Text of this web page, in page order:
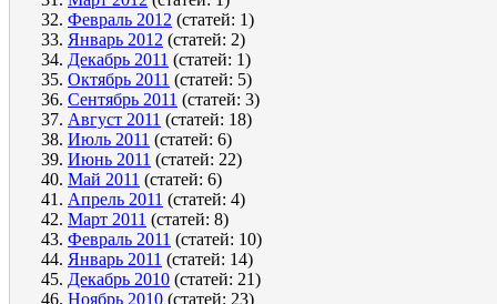
Февраль 2012 (статей: 1)
Январь 2012 (статей: 2)
Декабрь 2011 (статей: 1)
Октябрь 2011 (статей: 5)
Сентябрь 2011 (статей: 3)
Август 2011 (статей: 18)
Июль 2011 (статей: 6)
Июнь 2011 (статей: 22)
Май 2011 (статей: 6)
Апрель 2011 (статей: 4)
Март 2011 (статей: 8)
Февраль 2011 (статей: 10)
Январь 2011 (статей: 14)
Декабрь 2010 (статей: 21)
Ноябрь 2010 (статей: 23)